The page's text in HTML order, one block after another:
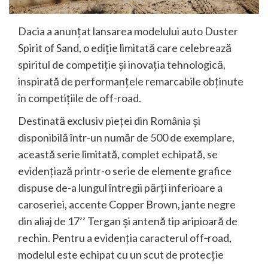
Dacia a anunțat lansarea modelului auto Duster
Spirit of Sand, o ediție limitată care celebrează
spiritul de competiție și inovația tehnologică,
inspirată de performanțele remarcabile obținute
în competițiile de off-road.
Destinată exclusiv pieței din România și
disponibilă într-un număr de 500 de exemplare,
această serie limitată, complet echipată, se
evidențiază printr-o serie de elemente grafice
dispuse de-a lungul întregii părți inferioare a
caroseriei, accente Copper Brown, jante negre
din aliaj de 17’’ Tergan și antenă tip aripioară de
rechin. Pentru a evidenția caracterul off‑road,
modelul este echipat cu un scut de protecție